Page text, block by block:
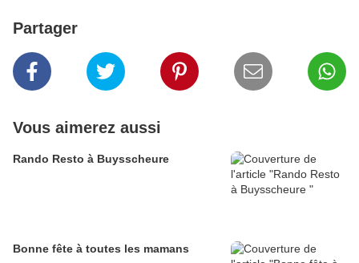
Partager
Vous aimerez aussi
Rando Resto à Buysscheure
Bonne fête à toutes les mamans